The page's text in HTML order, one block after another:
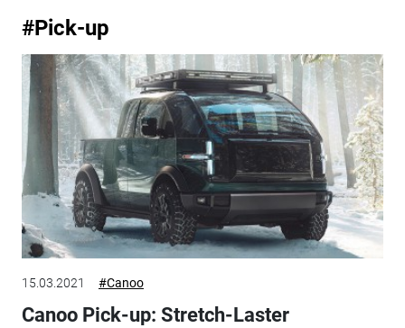
#Pick-up
15.03.2021 #Canoo
Canoo Pick-up: Stretch-Laster